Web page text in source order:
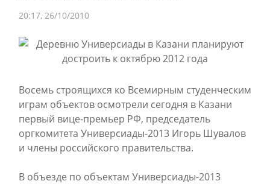
20:17 26/10/2010
Восемь строящихся ко Всемирным студенческим
играм объектов осмотрели сегодня в Казани
первый вице-премьер РФ, председатель
оргкомитета Универсиады-2013 Игорь Шувалов
и члены российского правительства.
В объезде по объектам Универсиады-2013